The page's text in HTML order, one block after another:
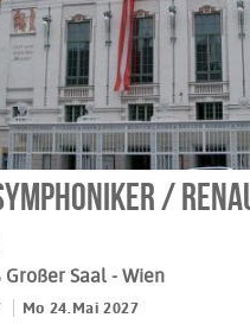
/
Großer Saal - Wien
Mo 24.Mai 2027